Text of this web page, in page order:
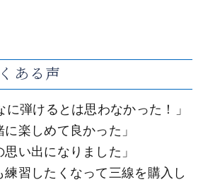
ある声
に弾けるとは思わなかった！」
に楽しめて良かった」
思い出になりました」
練習したくなって三線を購入し